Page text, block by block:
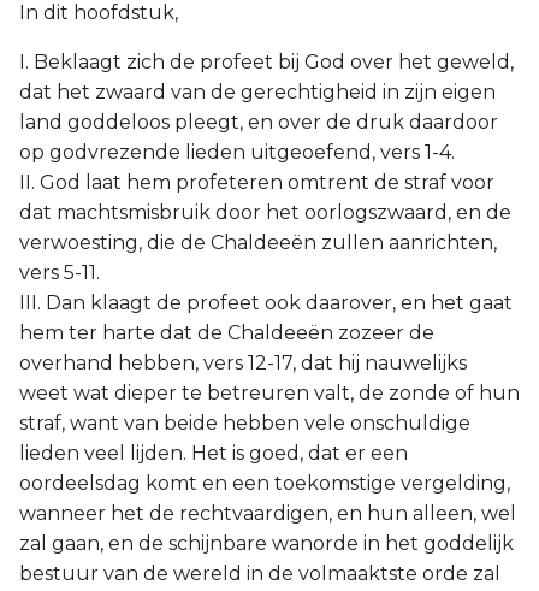
In dit hoofdstuk,
I. Beklaagt zich de profeet bij God over het geweld,
dat het zwaard van de gerechtigheid in zijn eigen
land goddeloos pleegt, en over de druk daardoor
op godvrezende lieden uitgeoefend, vers 1-4.
II. God laat hem profeteren omtrent de straf voor
dat machtsmisbruik door het oorlogszwaard, en de
verwoesting, die de Chaldeeën zullen aanrichten,
vers 5-11.
III. Dan klaagt de profeet ook daarover, en het gaat
hem ter harte dat de Chaldeeën zozeer de
overhand hebben, vers 12-17, dat hij nauwelijks
weet wat dieper te betreuren valt, de zonde of hun
straf, want van beide hebben vele onschuldige
lieden veel lijden. Het is goed, dat er een
oordeelsdag komt en een toekomstige vergelding,
wanneer het de rechtvaardigen, en hun alleen, wel
zal gaan, en de schijnbare wanorde in het goddelijk
bestuur van de wereld in de volmaaktste orde zal